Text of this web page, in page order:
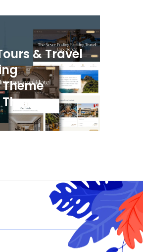
& Travel